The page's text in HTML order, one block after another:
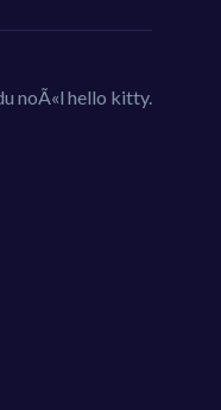
noÃ«l hello kitty.